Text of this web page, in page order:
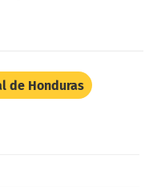
de Honduras